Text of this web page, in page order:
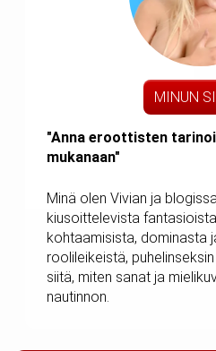
MINUN
"Anna eroottisten
mukanaan"
Minä olen Vivian ja
kiusoittelevista
kohtaamisista, dominasta
roolileikeistä,
siitä, miten sanat ja
nautinnon.